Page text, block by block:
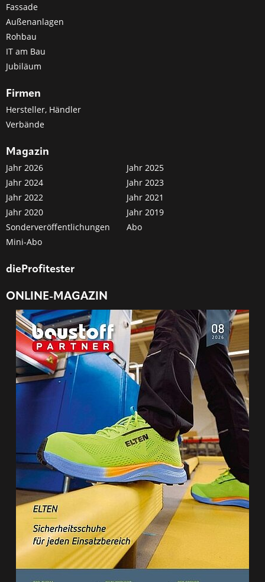
Fassade
Außenanlagen
Rohbau
IT am Bau
Jubiläum
Firmen
Hersteller, Händler
Verbände
Magazin
Jahr 2026
Jahr 2025
Jahr 2024
Jahr 2023
Jahr 2022
Jahr 2021
Jahr 2020
Jahr 2019
Sonderveröffentlichungen
Abo
Mini-Abo
dieProfitester
ONLINE-MAGAZIN